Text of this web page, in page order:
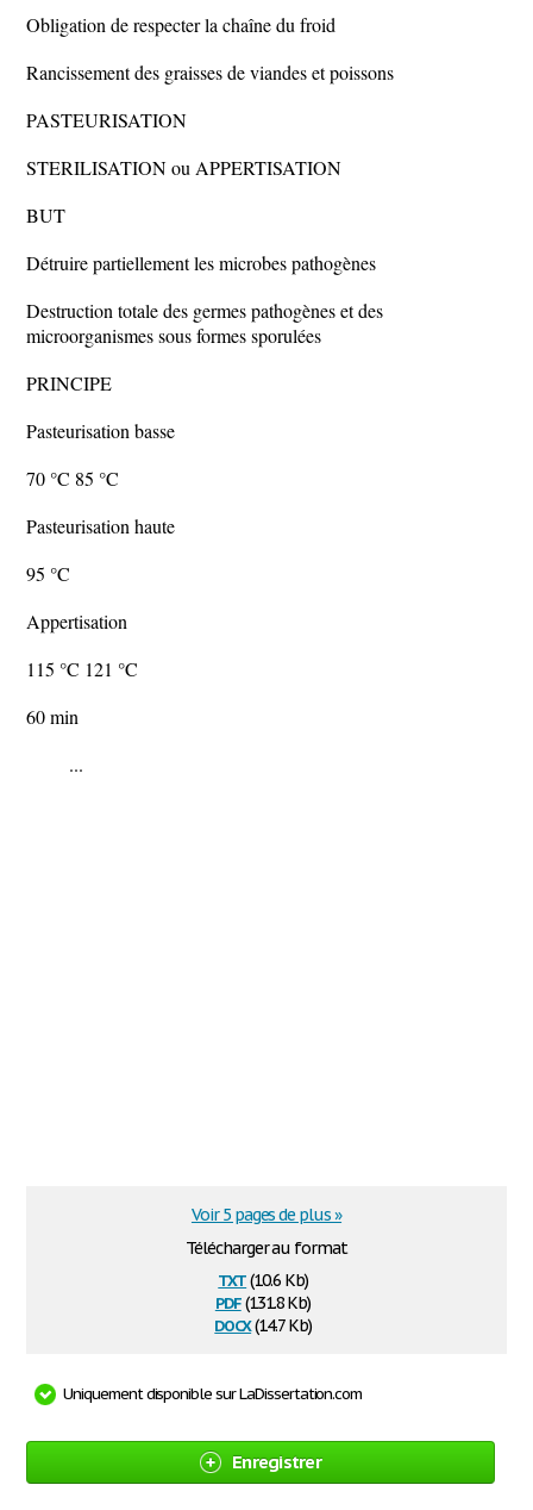
Obligation de respecter la chaîne du froid
Rancissement des graisses de viandes et poissons
PASTEURISATION
STERILISATION ou APPERTISATION
BUT
Détruire partiellement les microbes pathogènes
Destruction totale des germes pathogènes et des
microorganismes sous formes sporulées
PRINCIPE
Pasteurisation basse
70 °C 85 °C
Pasteurisation haute
95 °C
Appertisation
115 °C 121 °C
60 min
...
Télécharger au format
txt(10.6 Kb)
pdf(131.8 Kb)
docx(14.7 Kb)
Voir 5 pages de plus »
Uniquement disponible sur LaDissertation.com
Enregistrer